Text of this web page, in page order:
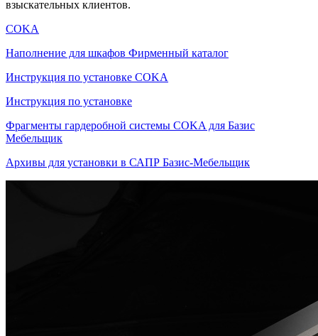
взыскательных клиентов.
COKA
Наполнение для шкафов Фирменный каталог
Инструкция по установке COKA
Инструкция по установке
Фрагменты гардеробной системы COKA для Базис
Мебельщик
Архивы для установки в САПР Базис-Мебельщик